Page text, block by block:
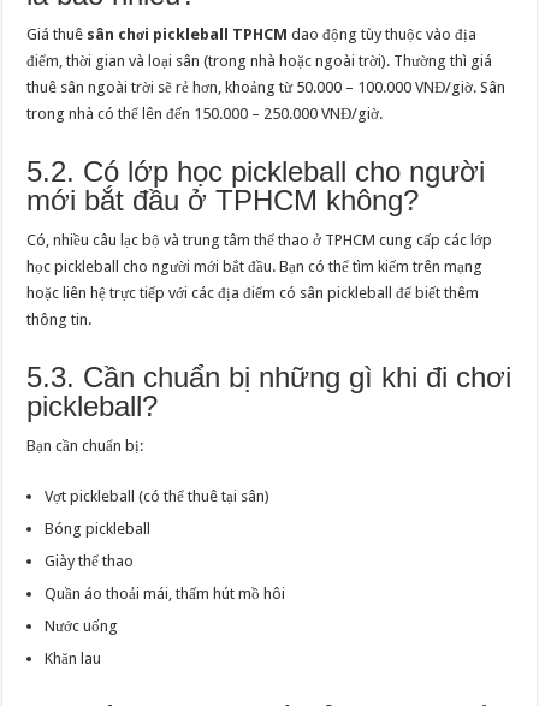
Giá thuê sân chơi pickleball TPHCM dao động tùy thuộc vào địa
điểm, thời gian và loại sân (trong nhà hoặc ngoài trời). Thường thì giá
thuê sân ngoài trời sẽ rẻ hơn, khoảng từ 50.000 – 100.000 VNĐ/giờ. Sân
trong nhà có thể lên đến 150.000 – 250.000 VNĐ/giờ.
5.2. Có lớp học pickleball cho người
mới bắt đầu ở TPHCM không?
Có, nhiều câu lạc bộ và trung tâm thể thao ở TPHCM cung cấp các lớp
học pickleball cho người mới bắt đầu. Bạn có thể tìm kiếm trên mạng
hoặc liên hệ trực tiếp với các địa điểm có sân pickleball để biết thêm
thông tin.
5.3. Cần chuẩn bị những gì khi đi chơi
pickleball?
Bạn cần chuẩn bị:
Vợt pickleball (có thể thuê tại sân)
Bóng pickleball
Giày thể thao
Quần áo thoải mái, thấm hút mồ hôi
Nước uống
Khăn lau